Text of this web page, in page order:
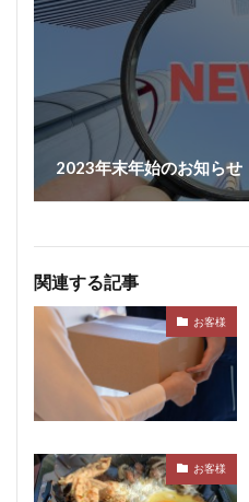
2023年末年始のお知らせ
関連する記事
お客様
お客様